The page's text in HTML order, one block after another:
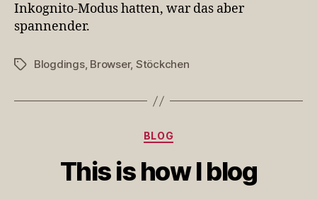
Inkognito-Modus hatten, war das aber
spannender.
Schlagwörter
Blogdings, Browser, Stöckchen
Kategorien
BLOG
This is how I blog